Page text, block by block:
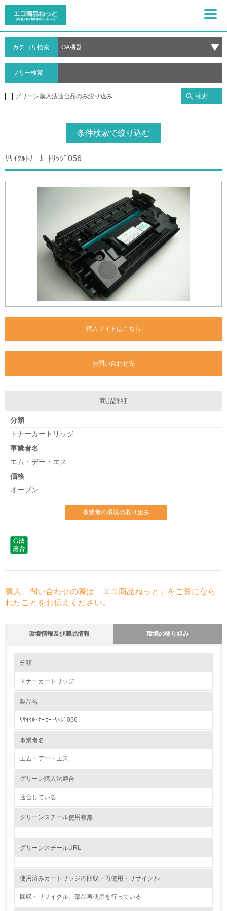
カテゴリ検索
フリー検索
グリーン購入法適合品のみ絞り込み 検索
条件検索で絞り込む
ﾘｻｲｸﾙﾄﾅｰ ｶｰﾄﾘｯｼﾞ056
購入サイトはこちら
お問い合わせ先
商品詳細
分類
トナーカートリッジ
事業者名
エム・デー・エス
価格
オープン
事業者の環境の取り組み
購入、問い合わせの際は「エコ商品ねっと」をご覧になら
れたことをお伝えください。
環境情報及び製品情報 環境の取り組み
1.環境取り組み体制
分類
トナーカートリッジ
製品名
ﾘｻｲｸﾙﾄﾅｰ ｶｰﾄﾘｯｼﾞ056
事業者名
エム・デー・エス
グリーン購入法適合
適合している
グリーンスチール使用有無
グリーンスチールURL
使用済みカートリッジの回収・再使用・リサイクル
回収・リサイクル、部品再使用を行っている